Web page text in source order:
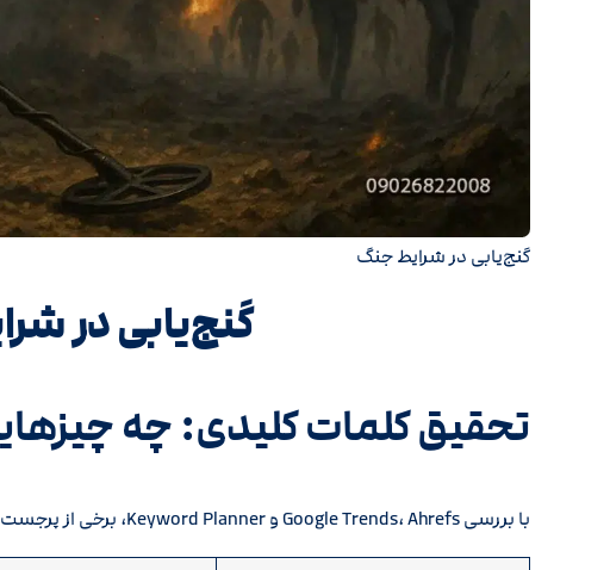
گنج‌یابی در شرایط جنگ
گنج‌یابی در
تحقیق کلمات کلیدی: چه
با بررسی Google Trends، Ahrefs و Keyword Planner، برخی از پرجست‌وجوترین عبارات مرتبط با این موضوع عبارتند از: